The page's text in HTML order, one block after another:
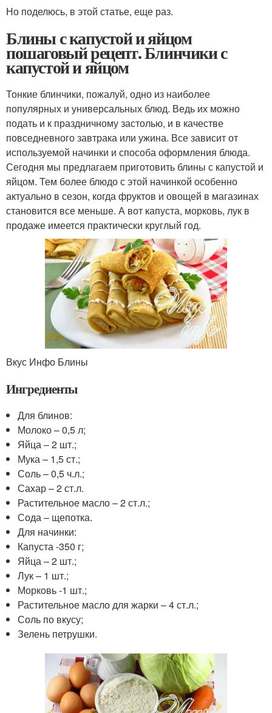
Но поделюсь, в этой статье, еще раз.
Блины с капустой и яйцом
пошаговый рецепт. Блинчики с
капустой и яйцом
Тонкие блинчики, пожалуй, одно из наиболее
популярных и универсальных блюд. Ведь их можно
подать и к праздничному застолью, и в качестве
повседневного завтрака или ужина. Все зависит от
используемой начинки и способа оформления блюда.
Сегодня мы предлагаем приготовить блины с капустой и
яйцом. Тем более блюдо с этой начинкой особенно
актуально в сезон, когда фруктов и овощей в магазинах
становится все меньше. А вот капуста, морковь, лук в
продаже имеется практически круглый год.
Вкус Инфо Блины
Ингредиенты
Для блинов:
Молоко – 0,5 л;
Яйца – 2 шт.;
Мука – 1,5 ст.;
Соль – 0,5 ч.л.;
Сахар – 2 ст.л.
Растительное масло – 2 ст.л.;
Сода – щепотка.
Для начинки:
Капуста -350 г;
Яйца – 2 шт.;
Лук – 1 шт.;
Морковь -1 шт.;
Растительное масло для жарки – 4 ст.л.;
Соль по вкусу;
Зелень петрушки.